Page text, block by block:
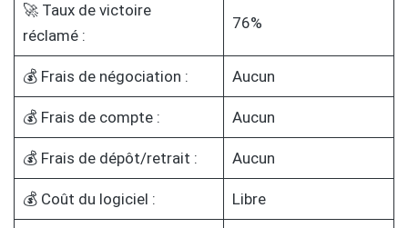
🚀 Taux de victoire
réclamé :
76%
💰 Frais de négociation : Aucun
💰 Frais de compte : Aucun
💰 Frais de dépôt/retrait : Aucun
💰 Coût du logiciel : Libre